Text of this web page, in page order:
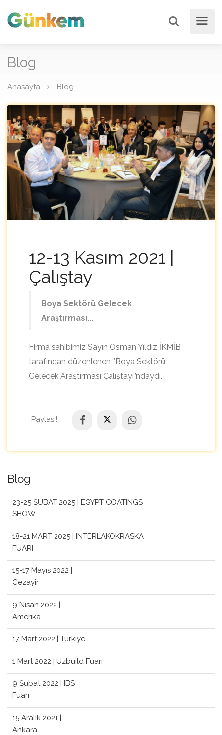
Blog
Anasayfa Blog
12-13 Kasım 2021 |
Çalıştay
Boya Sektörü Gelecek
Araştırması...
Firma sahibimiz Sayın Osman Yıldız İKMİB
tarafından düzenlenen ‘’Boya Sektörü
Gelecek Araştırması Çalıştayı’’ndaydı.
Paylaş !
Blog
23-25 ŞUBAT 2025 | EGYPT COATINGS
SHOW
18-21 MART 2025 | INTERLAKOKRASKA
FUARI
15-17 Mayıs 2022 |
Cezayir
9 Nisan 2022 |
Amerika
17 Mart 2022 | Türkiye
1 Mart 2022 | Uzbuild Fuarı
9 Şubat 2022 | IBS
Fuarı
15 Aralık 2021 |
Ankara